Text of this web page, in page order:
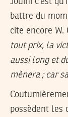
battre du
cite encore
tout prix, la
aussi long et
mènera ; car
possèdent les